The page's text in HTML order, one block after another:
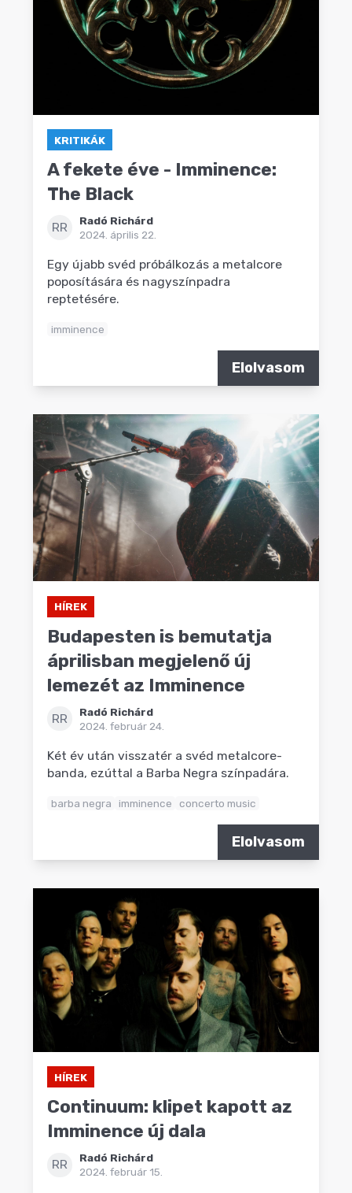
KRITIKÁK
A fekete éve - Imminence:
The Black
RR
Radó Richárd
2024. április 22.
Egy újabb svéd próbálkozás a metalcore
poposítására és nagyszínpadra
reptetésére.
imminence
Elolvasom
HÍREK
Budapesten is bemutatja
áprilisban megjelenő új
lemezét az Imminence
RR
Radó Richárd
2024. február 24.
Két év után visszatér a svéd metalcore-
banda, ezúttal a Barba Negra színpadára.
barba negra imminence concerto music
Elolvasom
HÍREK
Continuum: klipet kapott az
Imminence új dala
RR
Radó Richárd
2024. február 15.